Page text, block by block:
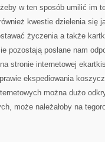
w ten sposób umilić im
kwestie dzielenia się
życzenia a także
pozostają posłane nam
stronie internetowej
ekspediowania
można dużo
może należałoby na